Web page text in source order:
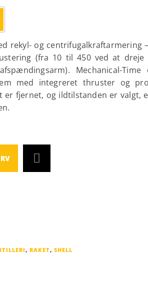
rekyl- og centrifugalkraftarmering
(fra 10 til 450 ved at
Mechanical-Time
med integreret thruster og
er fjernet, og ildtilstanden er valgt,
, RAKET, SHELL